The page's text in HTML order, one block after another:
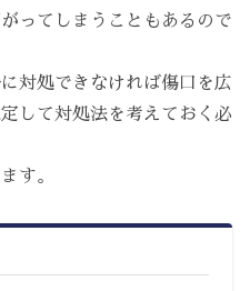
ってしまうこともあるので
対処できなければ傷口を広
して対処法を考えておく必
す。